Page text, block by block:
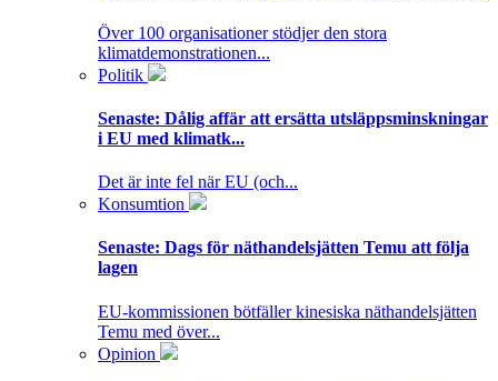
Över 100 organisationer stödjer den stora
klimatdemonstrationen...
Politik
Senaste: Dålig affär att ersätta utsläppsminskningar
i EU med klimatk...
Det är inte fel när EU (och...
Konsumtion
Senaste: Dags för näthandelsjätten Temu att följa
lagen
EU-kommissionen bötfäller kinesiska näthandelsjätten
Temu med över...
Opinion